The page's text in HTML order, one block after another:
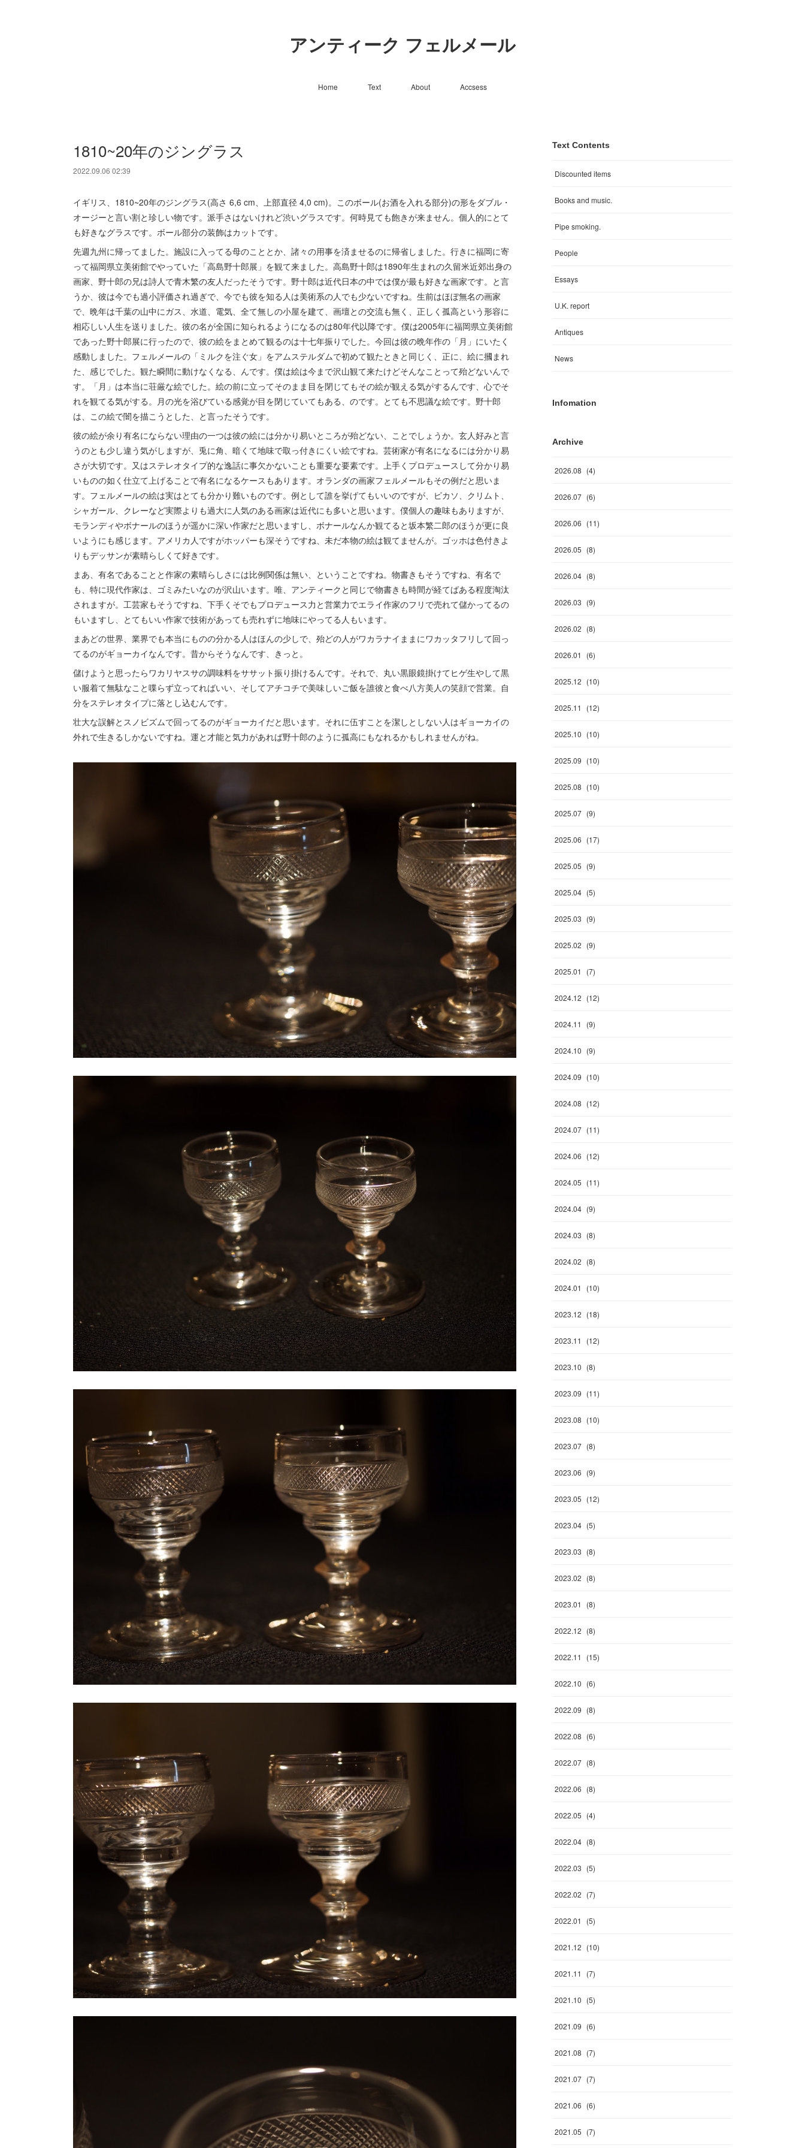
アンティーク フェルメール
Home Text About Accsess
1810~20年のジングラス
2022.09.06 02:39
イギリス、1810~20年のジングラス(高さ 6,6 cm、上部直径 4,0 cm)。このボール(お酒を入れる部分)の形をダブル・
オージーと言い割と珍しい物です。派手さはないけれど渋いグラスです。何時見ても飽きが来ません。個人的にとて
も好きなグラスです。ボール部分の装飾はカットです。
先週九州に帰ってました。施設に入ってる母のこととか、諸々の用事を済ませるのに帰省しました。行きに福岡に寄
って福岡県立美術館でやっていた「高島野十郎展」を観て来ました。高島野十郎は1890年生まれの久留米近郊出身の
画家、野十郎の兄は詩人で青木繁の友人だったそうです。野十郎は近代日本の中では僕が最も好きな画家です。と言
うか、彼は今でも過小評価され過ぎで、今でも彼を知る人は美術系の人でも少ないですね。生前はほぼ無名の画家
で、晩年は千葉の山中にガス、水道、電気、全て無しの小屋を建て、画壇との交流も無く、正しく孤高という形容に
相応しい人生を送りました。彼の名が全国に知られるようになるのは80年代以降です。僕は2005年に福岡県立美術館
であった野十郎展に行ったので、彼の絵をまとめて観るのは十七年振りでした。今回は彼の晩年作の「月」にいたく
感動しました。フェルメールの「ミルクを注ぐ女」をアムステルダムで初めて観たときと同じく、正に、絵に摑まれ
た、感じでした。観た瞬間に動けなくなる、んです。僕は絵は今まで沢山観て来たけどそんなことって殆どないんで
す。「月」は本当に荘厳な絵でした。絵の前に立ってそのまま目を閉じてもその絵が観える気がするんです、心でそ
れを観てる気がする。月の光を浴びている感覚が目を閉じていてもある、のです。とても不思議な絵です。野十郎
は、この絵で闇を描こうとした、と言ったそうです。
彼の絵が余り有名にならない理由の一つは彼の絵には分かり易いところが殆どない、ことでしょうか。玄人好みと言
うのとも少し違う気がしますが、兎に角、暗くて地味で取っ付きにくい絵ですね。芸術家が有名になるには分かり易
さが大切です。又はステレオタイプ的な逸話に事欠かないことも重要な要素です。上手くプロデュースして分かり易
いものの如く仕立て上げることで有名になるケースもあります。オランダの画家フェルメールもその例だと思いま
す。フェルメールの絵は実はとても分かり難いものです。例として誰を挙げてもいいのですが、ピカソ、クリムト、
シャガール、クレーなど実際よりも過大に人気のある画家は近代にも多いと思います。僕個人の趣味もありますが、
モランディやボナールのほうが遥かに深い作家だと思いますし、ボナールなんか観てると坂本繁二郎のほうが更に良
いようにも感じます。アメリカ人ですがホッパーも深そうですね、未だ本物の絵は観てませんが。ゴッホは色付きよ
りもデッサンが素晴らしくて好きです。
まあ、有名であることと作家の素晴らしさには比例関係は無い、ということですね。物書きもそうですね、有名で
も、特に現代作家は、ゴミみたいなのが沢山います。唯、アンティークと同じで物書きも時間が経てばある程度淘汰
されますが。工芸家もそうですね、下手くそでもプロデュース力と営業力でエライ作家のフリで売れて儲かってるの
もいますし、とてもいい作家で技術があっても売れずに地味にやってる人もいます。
まあどの世界、業界でも本当にものの分かる人はほんの少しで、殆どの人がワカラナイままにワカッタフリして回っ
てるのがギョーカイなんです。昔からそうなんです、きっと。
儲けようと思ったらワカリヤスサの調味料をササット振り掛けるんです。それで、丸い黒眼鏡掛けてヒゲ生やして黒
い服着て無駄なこと喋らず立ってればいい、そしてアチコチで美味しいご飯を誰彼と食べ八方美人の笑顔で営業。自
分をステレオタイプに落とし込むんです。
壮大な誤解とスノビズムで回ってるのがギョーカイだと思います。それに伍すことを潔しとしない人はギョーカイの
外れで生きるしかないですね。運と才能と気力があれば野十郎のように孤高にもなれるかもしれませんがね。
Text Contents
Discounted items
Books and music.
Pipe smoking.
People
Essays
U.K. report
Antiques
News
Infomation
Archive
2026.08 (4)
2026.07 (6)
2026.06 (11)
2026.05 (8)
2026.04 (8)
2026.03 (9)
2026.02 (8)
2026.01 (6)
2025.12 (10)
2025.11 (12)
2025.10 (10)
2025.09 (10)
2025.08 (10)
2025.07 (9)
2025.06 (17)
2025.05 (9)
2025.04 (5)
2025.03 (9)
2025.02 (9)
2025.01 (7)
2024.12 (12)
2024.11 (9)
2024.10 (9)
2024.09 (10)
2024.08 (12)
2024.07 (11)
2024.06 (12)
2024.05 (11)
2024.04 (9)
2024.03 (8)
2024.02 (8)
2024.01 (10)
2023.12 (18)
2023.11 (12)
2023.10 (8)
2023.09 (11)
2023.08 (10)
2023.07 (8)
2023.06 (9)
2023.05 (12)
2023.04 (5)
2023.03 (8)
2023.02 (8)
2023.01 (8)
2022.12 (8)
2022.11 (15)
2022.10 (6)
2022.09 (8)
2022.08 (6)
2022.07 (8)
2022.06 (8)
2022.05 (4)
2022.04 (8)
2022.03 (5)
2022.02 (7)
2022.01 (5)
2021.12 (10)
2021.11 (7)
2021.10 (5)
2021.09 (6)
2021.08 (7)
2021.07 (7)
2021.06 (6)
2021.05 (7)